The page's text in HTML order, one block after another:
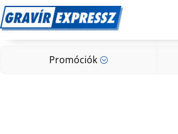
Promóciók ;
Promóciók;